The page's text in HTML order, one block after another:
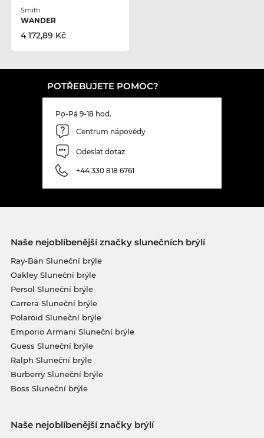
Smith
WANDER
4 172,89 Kč
POTŘEBUJETE POMOC?
Po-Pá 9-18 hod.
Centrum nápovědy
Odeslat dotaz
+44 330 818 6761
Naše nejoblíbenější značky slunečních brýlí
Ray-Ban Sluneční brýle
Oakley Sluneční brýle
Persol Sluneční brýle
Carrera Sluneční brýle
Polaroid Sluneční brýle
Emporio Armani Sluneční brýle
Guess Sluneční brýle
Ralph Sluneční brýle
Burberry Sluneční brýle
Boss Sluneční brýle
Naše nejoblíbenější značky brýlí